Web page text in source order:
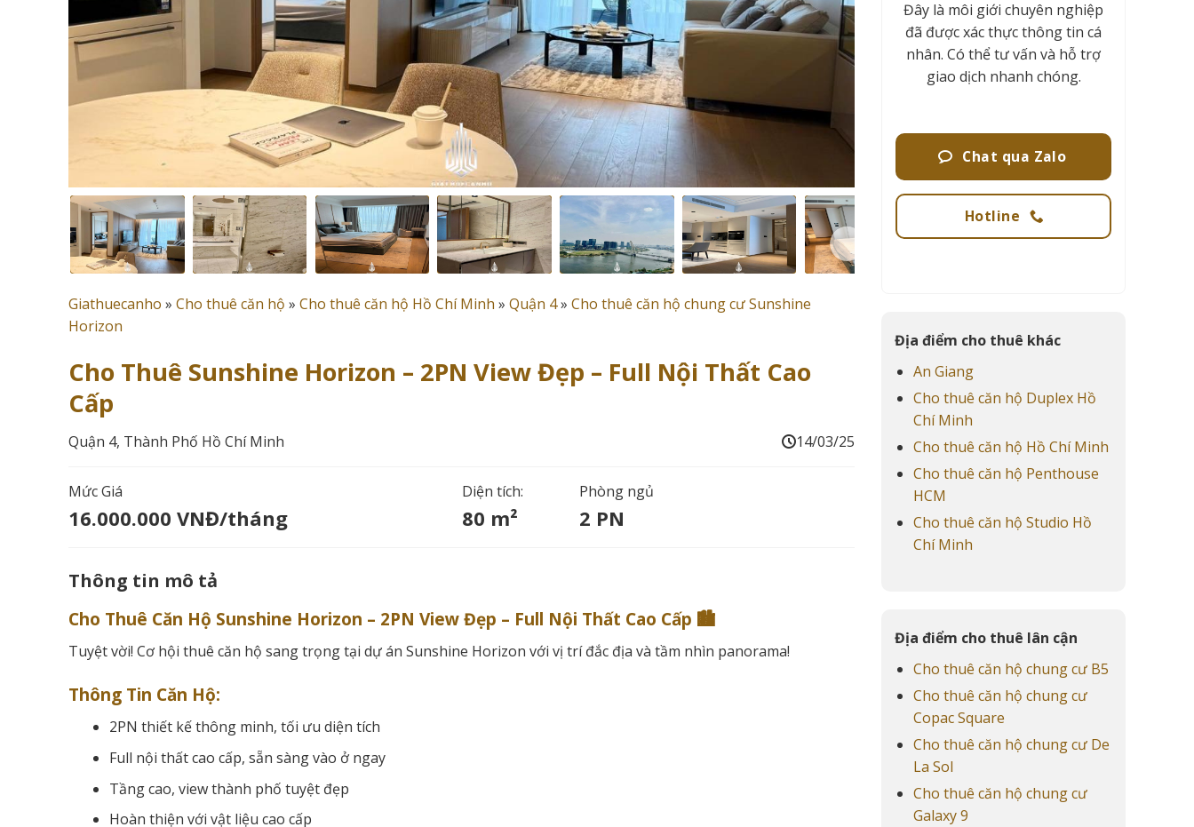
Giathuecanho » Cho thuê căn hộ » Cho thuê căn hộ Hồ Chí Minh » Quận 4» Cho thuê căn hộ chung cư Sunshine
Horizon
Cho Thuê Sunshine Horizon – 2PN View Đẹp – Full Nội Thất Cao
Cấp
Quận 4, Thành Phố Hồ Chí Minh 14/03/25
Mức Giá
16.000.000 VNĐ/tháng
Diện tích:
80 m²
Phòng ngủ
2 PN
Thông tin mô tả
Cho Thuê Căn Hộ Sunshine Horizon – 2PN View Đẹp – Full Nội Thất Cao Cấp 🏙️
Tuyệt vời! Cơ hội thuê căn hộ sang trọng tại dự án Sunshine Horizon với vị trí đắc địa và tầm nhìn panorama!
Thông Tin Căn Hộ:
2PN thiết kế thông minh, tối ưu diện tích
Full nội thất cao cấp, sẵn sàng vào ở ngay
Tầng cao, view thành phố tuyệt đẹp
Hoàn thiện với vật liệu cao cấp
Đây là môi giới chuyên nghiệp
đã được xác thực thông tin cá
nhân. Có thể tư vấn và hỗ trợ
giao dịch nhanh chóng.
Chat qua Zalo
Hotline
Địa điểm cho thuê khác
An Giang
Cho thuê căn hộ Duplex Hồ
Chí Minh
Cho thuê căn hộ Hồ Chí Minh
Cho thuê căn hộ Penthouse
HCM
Cho thuê căn hộ Studio Hồ
Chí Minh
Địa điểm cho thuê lân cận
Cho thuê căn hộ chung cư B5
Cho thuê căn hộ chung cư
Copac Square
Cho thuê căn hộ chung cư De
La Sol
Cho thuê căn hộ chung cư
Galaxy 9